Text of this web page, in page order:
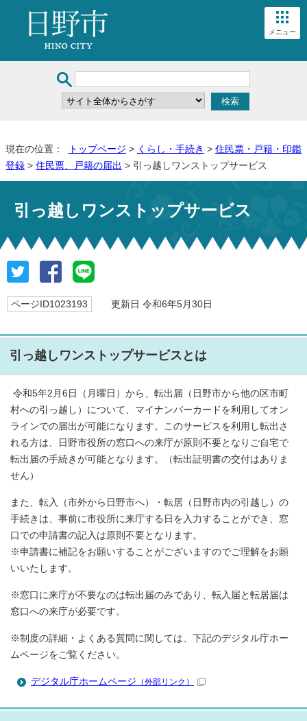
メニュー
現在の位置： トップページ > くらし・手続き > 住民票・戸籍・印鑑
登録 > 住民票、戸籍の届出 > 引っ越しワンストップサービス
引っ越しワンストップサービス
ページID1023193 更新日 令和6年5月30日
引っ越しワンストップサービスとは
令和5年2月6日（月曜日）から、転出届（日野市から他の区市町
村への引っ越し）について、マイナンバーカードを利用してオン
ラインでの届出が可能になります。このサービスを利用し転出さ
れる方は、日野市役所の窓口への来庁が原則不要となりご自宅で
転出届の手続きが可能となります。（転出証明書の交付はありま
せん）
また、転入（市外から日野市へ）・転居（日野市内の引越し）の
手続きは、事前に市役所に来庁する日を入力することができ、窓
口での申請書の記入は原則不要となります。
※申請書に補記をお願いすることがございますのでご理解をお願
いいたします。
※窓口に来庁が不要なのは転出届のみであり、転入届と転居届は
窓口への来庁が必要です。
※制度の詳細・よくある質問に関しては、下記のデジタル庁ホー
ムページをご覧ください。
デジタル庁ホームページ （外部リンク）